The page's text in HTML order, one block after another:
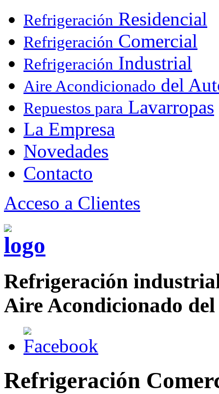
Refrigeración Residencial
Refrigeración Comercial
Refrigeración Industrial
Aire Acondicionado del
Repuestos para Lavarropas
La Empresa
Novedades
Contacto
Acceso a Clientes
Refrigeración
Aire Acondicionado
Refrigeración